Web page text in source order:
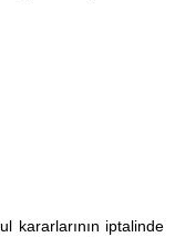
kararlarının iptalinde